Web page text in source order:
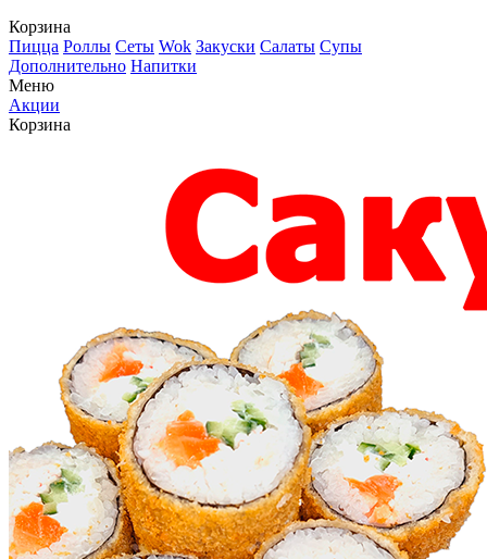
Корзина
Пицца Роллы Сеты Wok Закуски Салаты Супы
Дополнительно Напитки
Меню
Акции
Корзина